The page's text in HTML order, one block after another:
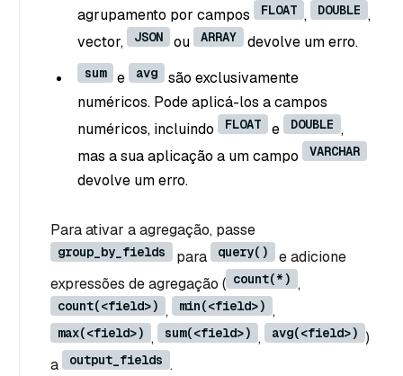
agrupamento por campos
FLOAT , DOUBLE ,
vector,
JSON ou ARRAY devolve um erro.
sum e avg
são exclusivamente
numéricos. Pode aplicá-los a campos
numéricos, incluindo
FLOAT e DOUBLE ,
mas a sua aplicação a um campo
VARCHAR
devolve um erro.
Para ativar a agregação, passe
group_by_fields para query()
e adicione
expressões de agregação ( count(*) ,
count(<field>) , min(<field>) ,
max(<field>) , sum(<field>) , avg(<field>) )
a
output_fields .